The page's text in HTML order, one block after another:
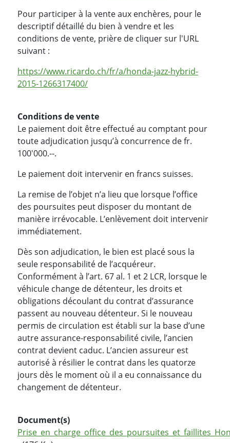
Pour participer à la vente aux enchères, pour le
descriptif détaillé du bien à vendre et les
conditions de vente, prière de cliquer sur l'URL
suivant :
https://www.ricardo.ch/fr/a/honda-jazz-hybrid-
2015-1266317400/
Conditions de vente
Le paiement doit être effectué au comptant pour
toute adjudication jusqu’à concurrence de fr.
100'000.--.
Le paiement doit intervenir en francs suisses.
La remise de l’objet n’a lieu que lorsque l’office
des poursuites peut disposer du montant de
manière irrévocable. L’enlèvement doit intervenir
immédiatement.
Dès son adjudication, le bien est placé sous la
seule responsabilité de l’acquéreur.
Conformément à l’art. 67 al. 1 et 2 LCR, lorsque le
véhicule change de détenteur, les droits et
obligations découlant du contrat d’assurance
passent au nouveau détenteur. Si le nouveau
permis de circulation est établi sur la base d’une
autre assurance-responsabilité civile, l’ancien
contrat devient caduc. L’ancien assureur est
autorisé à résilier le contrat dans les quatorze
jours dès le moment où il a eu connaissance du
changement de détenteur.
Document(s)